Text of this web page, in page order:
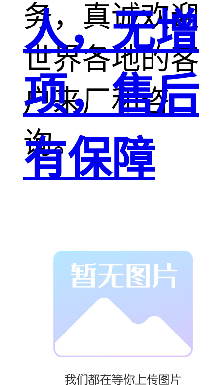
务，真诚欢迎
世界各地的客
户来厂和咨
询。
人，无增
项，售后
有保障